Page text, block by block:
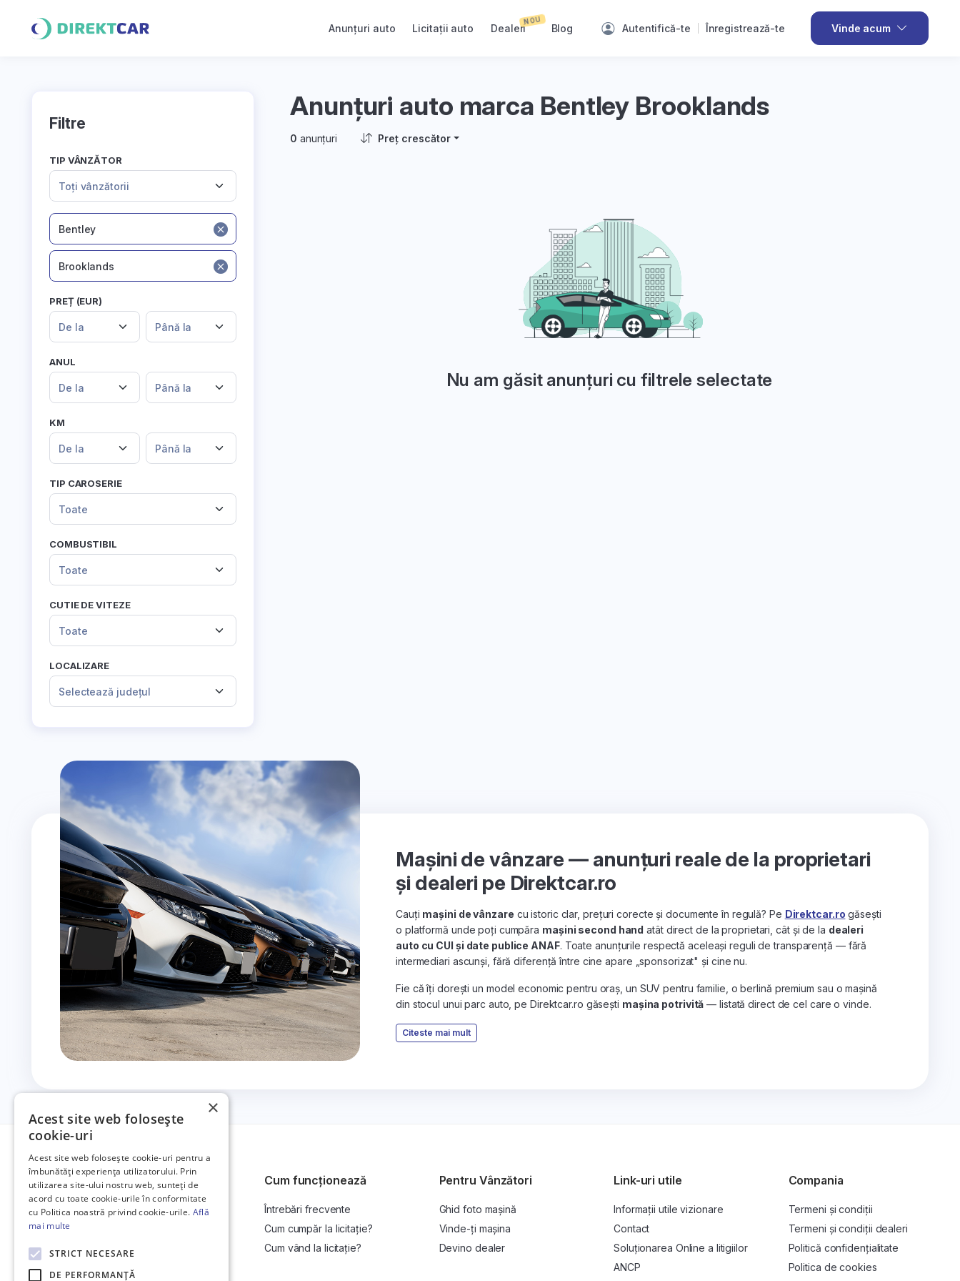
Anunțuri auto Licitații auto Dealeri
NOU
Blog Autentifică-te Înregistrează-te Vinde acum
Filtre
TIP VÂNZĂTOR
Toți vânzătorii
Bentley
Brooklands
PREȚ (EUR)
De la Până la
ANUL
De la Până la
KM
De la Până la
TIP CAROSERIE
Toate
COMBUSTIBIL
Toate
CUTIE DE VITEZE
Toate
LOCALIZARE
Selectează județul
Anunțuri auto marca Bentley Brooklands
0 anunțuri Preț crescător
Nu am găsit anunțuri cu filtrele selectate
Mașini de vânzare — anunțuri reale de la proprietari
și dealeri pe Direktcar.ro
Cauți mașini de vânzare cu istoric clar, prețuri corecte și documente în regulă? Pe Direktcar.ro găsești
o platformă unde poți cumpăra mașini second hand atât direct de la proprietari, cât și de la dealeri
auto cu CUI și date publice ANAF. Toate anunțurile respectă aceleași reguli de transparență — fără
intermediari ascunși, fără diferență între cine apare „sponsorizat" și cine nu.
Fie că îți dorești un model economic pentru oraș, un SUV pentru familie, o berlină premium sau o mașină
din stocul unui parc auto, pe Direktcar.ro găsești mașina potrivită — listată direct de cel care o vinde.
Citeste mai mult
Platformă de anunțuri auto și licitații
auto online.
Cum funcționează
Întrebări frecvente
Cum cumpăr la licitație?
Cum vând la licitație?
Pentru Vânzători
Ghid foto mașină
Vinde-ți mașina
Devino dealer
Link-uri utile
Informații utile vizionare
Contact
Soluționarea Online a litigiilor
ANCP
Compania
Termeni și condiții
Termeni și condiții dealeri
Politică confidențialitate
Politica de cookies
×
Acest site web folosește
cookie-uri
Acest site web folosește cookie-uri pentru a
îmbunătăți experiența utilizatorului. Prin
utilizarea site-ului nostru web, sunteți de
acord cu toate cookie-urile în conformitate
cu Politica noastră privind cookie-urile. Află
mai multe
STRICT NECESARE
DE PERFORMANȚĂ